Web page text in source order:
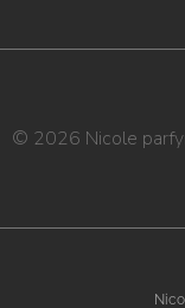
© 2026 Nicole